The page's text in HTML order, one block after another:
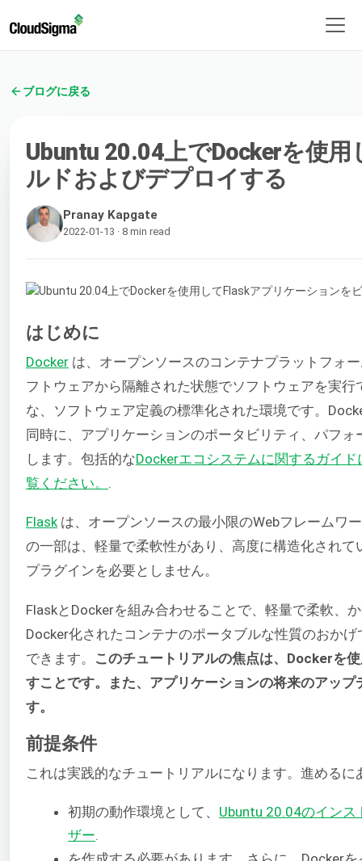
ブログに戻る
Ubuntu 20.04上でDockerを使
ルドおよびデプロイする
Pranay Kapgate
2022-01-13 · 8 min read
はじめに
Docker は、オープンソースのコンテナプラットフォ
フトウェアから隔離された状態でソフトウェアを実
な、ソフトウェア定義の標準化された環境です。
同時に、アプリケーションのポータビリティ、パフ
します。包括的なDockerエコシステムに関するガイ
覧ください。
Flaskは、オープンソースの最小限のWebフレームワ
の一部は、軽量で柔軟性があり、高度に構造化され
プラグインを必要としません。
FlaskとDockerを組み合わせることで、軽量で柔軟、
Docker化されたコンテナのポータブルな性質のおか
できます。 このチュートリアルの焦点は、Dockerを
すことです。また、アプリケーションの将来のアッ
す。
前提条件
これは実践的なチュートリアルになります。進める
初期の動作環境として、 Ubuntu 20.04のインス
ザー